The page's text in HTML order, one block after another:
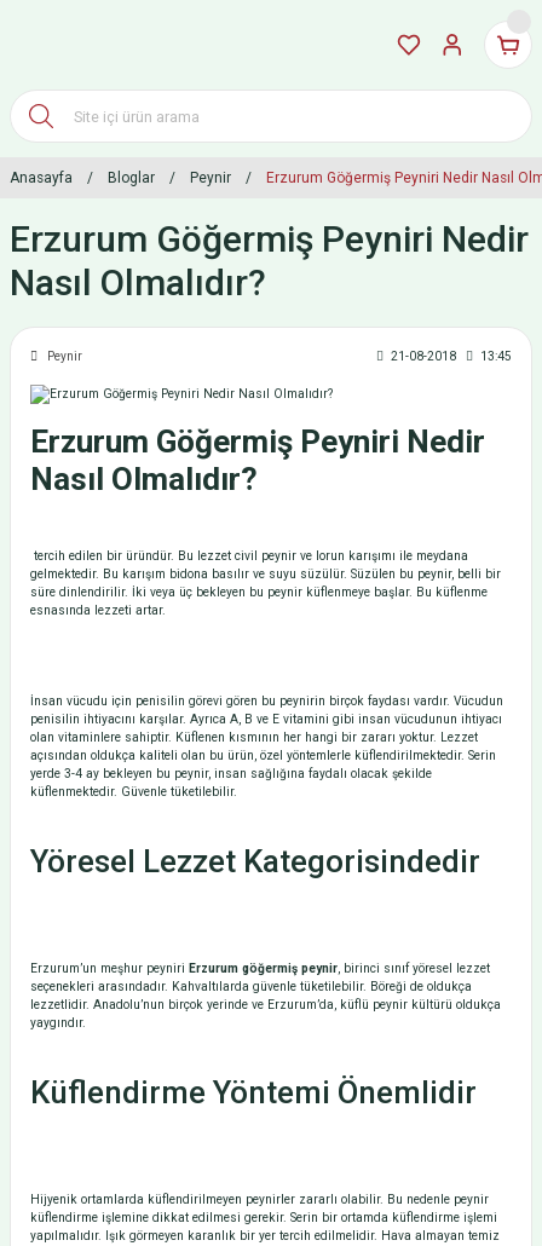
Anasayfa Bloglar Peynir Erzurum Göğermiş Peyniri Nedir Nasıl
Erzurum Göğermiş Peyniri Nedir
Nasıl Olmalıdır?
Peynir 21-08-2018 13:45
Erzurum Göğermiş Peyniri Nedir
Nasıl Olmalıdır?
tercih edilen bir üründür. Bu lezzet civil peynir ve lorun karışımı ile meydana
gelmektedir. Bu karışım bidona basılır ve suyu süzülür. Süzülen bu peynir, belli bir
süre dinlendirilir. İki veya üç bekleyen bu peynir küflenmeye başlar. Bu küflenme
esnasında lezzeti artar.
İnsan vücudu için penisilin görevi gören bu peynirin birçok faydası vardır. Vücudun
penisilin ihtiyacını karşılar. Ayrıca A, B ve E vitamini gibi insan vücudunun ihtiyacı
olan vitaminlere sahiptir. Küflenen kısmının her hangi bir zararı yoktur. Lezzet
açısından oldukça kaliteli olan bu ürün, özel yöntemlerle küflendirilmektedir. Serin
yerde 3-4 ay bekleyen bu peynir, insan sağlığına faydalı olacak şekilde
küflenmektedir. Güvenle tüketilebilir.
Yöresel Lezzet Kategorisindedir
Erzurum’un meşhur peyniri Erzurum göğermiş peynir, birinci sınıf yöresel lezzet
seçenekleri arasındadır. Kahvaltılarda güvenle tüketilebilir. Böreği de oldukça
lezzetlidir. Anadolu’nun birçok yerinde ve Erzurum’da, küflü peynir kültürü oldukça
yaygındır.
Küflendirme Yöntemi Önemlidir
Hijyenik ortamlarda küflendirilmeyen peynirler zararlı olabilir. Bu nedenle peynir
küflendirme işlemine dikkat edilmesi gerekir. Serin bir ortamda küflendirme işlemi
yapılmalıdır. Işık görmeyen karanlık bir yer tercih edilmelidir. Hava almayan temiz